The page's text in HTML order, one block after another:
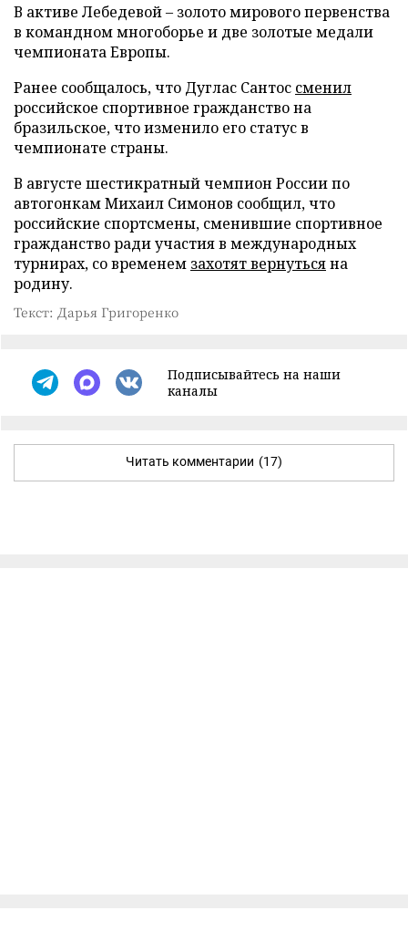
В активе Лебедевой – золото мирового первенства
в командном многоборье и две золотые медали
чемпионата Европы.
Ранее сообщалось, что Дуглас Сантос сменил
российское спортивное гражданство на
бразильское, что изменило его статус в
чемпионате страны.
В августе шестикратный чемпион России по
автогонкам Михаил Симонов сообщил, что
российские спортсмены, сменившие спортивное
гражданство ради участия в международных
турнирах, со временем захотят вернутьсяна
родину.
Текст: Дарья Григоренко
Подписывайтесь на наши
каналы
Читать комментарии (17)